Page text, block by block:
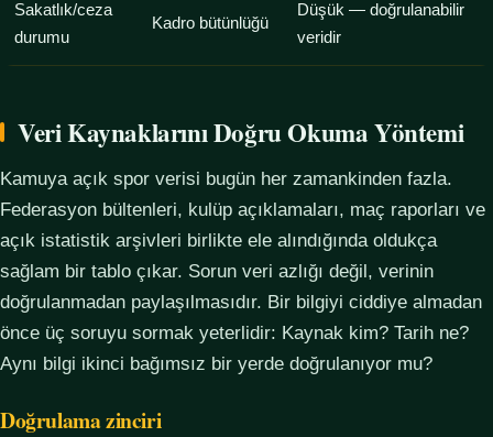
Sakatlık/ceza
durumu
Kadro bütünlüğü
Düşük — doğrulanabilir
veridir
Veri Kaynaklarını Doğru Okuma Yöntemi
Kamuya açık spor verisi bugün her zamankinden fazla.
Federasyon bültenleri, kulüp açıklamaları, maç raporları ve
açık istatistik arşivleri birlikte ele alındığında oldukça
sağlam bir tablo çıkar. Sorun veri azlığı değil, verinin
doğrulanmadan paylaşılmasıdır. Bir bilgiyi ciddiye almadan
önce üç soruyu sormak yeterlidir: Kaynak kim? Tarih ne?
Aynı bilgi ikinci bağımsız bir yerde doğrulanıyor mu?
Doğrulama zinciri